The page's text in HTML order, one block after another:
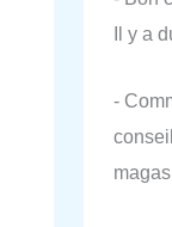
Il y a
-